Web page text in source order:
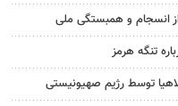
انسجام و همبستگی ملی
تنگه هرمز
توسط رژیم صهیونیستی